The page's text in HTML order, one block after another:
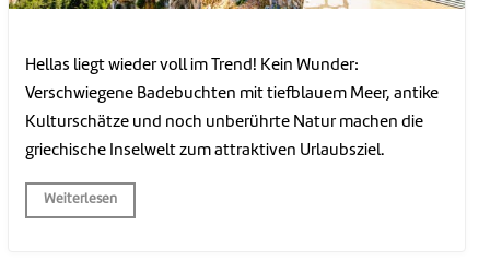
Hellas liegt wieder voll im Trend! Kein Wunder:
Verschwiegene Badebuchten mit tiefblauem Meer, antike
Kulturschätze und noch unberührte Natur machen die
griechische Inselwelt zum attraktiven Urlaubsziel.
Weiterlesen